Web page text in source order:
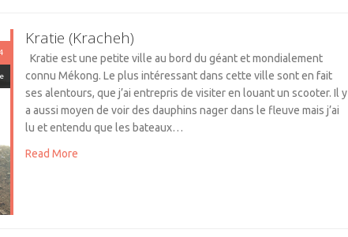
Kratie (Kracheh)
Kratie est une petite ville au bord du géant et mondialement
connu Mékong. Le plus intéressant dans cette ville sont en fait
ses alentours, que j’ai entrepris de visiter en louant un scooter. Il y
a aussi moyen de voir des dauphins nager dans le fleuve mais j’ai
lu et entendu que les bateaux…
Read More